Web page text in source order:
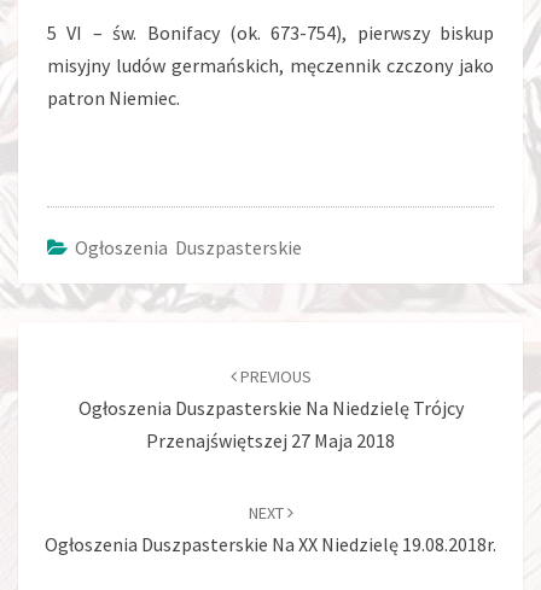
5 VI – św. Bonifacy (ok. 673-754), pierwszy biskup
misyjny ludów germańskich, męczennik czczony jako
patron Niemiec.
Ogłoszenia Duszpasterskie
PREVIOUS
Ogłoszenia Duszpasterskie Na Niedzielę Trójcy
Przenajświętszej 27 Maja 2018
NEXT
Ogłoszenia Duszpasterskie Na XX Niedzielę 19.08.2018r.